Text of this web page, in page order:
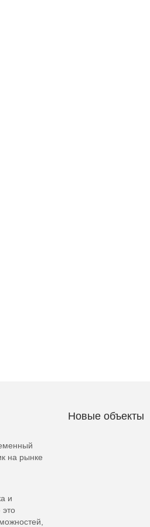
на рынке
и
это
Новые объекты